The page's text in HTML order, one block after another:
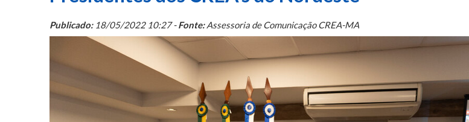
Publicado:18/05/2022 10:27 -Fonte:Assessoria de Comunicação CREA-MA